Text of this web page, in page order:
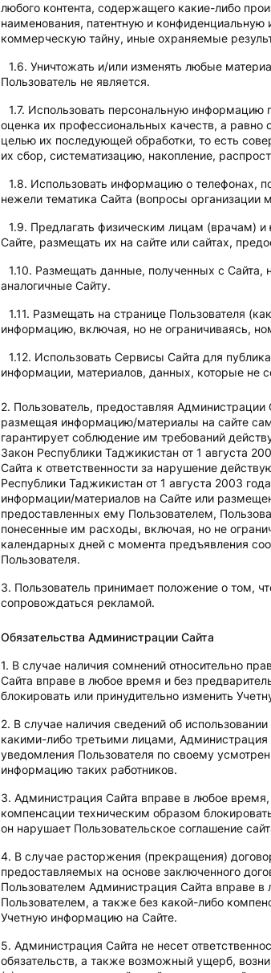
любого контента, содержащего какие-либо
наименования, патентную и
коммерческую тайну, иные охраняемые
Уничтожать и/или изменять любые
Пользователь не является.
Использовать персональную информацию
оценка их профессиональных качеств, а равно
целью их последующей обработки, то есть
их сбор, систематизацию, накопление,
Использовать информацию о телефонах,
нежели тематика Сайта (вопросы
Предлагать физическим лицам (врачам)
Сайте, размещать их на сайте или сайтах,
Размещать данные, полученных c Сайта,
аналогичные Сайту.
Размещать на странице Пользователя
информацию, включая, но не ограничиваясь,
Использовать Сервисы Сайта для
информации, материалов, данных, которые не
Пользователь, предоставляя
размещая информацию/материалы на сайте
гарантирует соблюдение им требований
Закон Республики Таджикистан от 1 августа
Сайта к ответственности за нарушение
Республики Таджикистан от 1 августа 2003
информации/материалов на Сайте или
предоставленных ему Пользователем,
понесенные им расходы, включая, но не
календарных дней с момента предъявления
Пользователя.
Пользователь принимает положение о том,
сопровождаться рекламой.
Обязательства Администрации Сайта
В случае наличия сомнений относительно
Сайта вправе в любое время и без
блокировать или принудительно изменить
В случае наличия сведений об
какими-либо третьими лицами,
уведомления Пользователя по своему
информацию таких работников.
Администрация Сайта вправе в любое
компенсации техническим образом
он нарушает Пользовательское соглашение
В случае расторжения (прекращения)
предоставляемых на основе заключенного
Пользователем Администрация Сайта вправе
Пользователем, а также без какой-либо
Учетную информацию на Сайте.
Администрация Сайта не несет
обязательств, а также возможный ущерб,